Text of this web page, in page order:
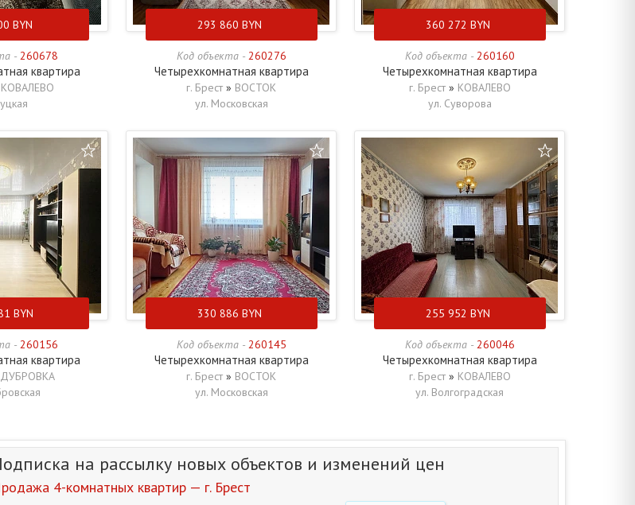
BYN
- 260678
квартира
КОВАЛЕВО
293 860 BYN
Код объекта - 260276
Четырехкомнатная квартира
г. Брест » ВОСТОК
ул. Московская
360 272 BYN
Код объекта - 260160
Четырехкомнатная квартира
г. Брест » КОВАЛЕВО
ул. Суворова
BYN
- 260156
квартира
ДУБРОВКА
330 886 BYN
Код объекта - 260145
Четырехкомнатная квартира
г. Брест » ВОСТОК
ул. Московская
255 952 BYN
Код объекта - 260046
Четырехкомнатная квартира
г. Брест » КОВАЛЕВО
ул. Волгоградская
на рассылку новых объектов и изменений цен
4-комнатных квартир — г. Брест